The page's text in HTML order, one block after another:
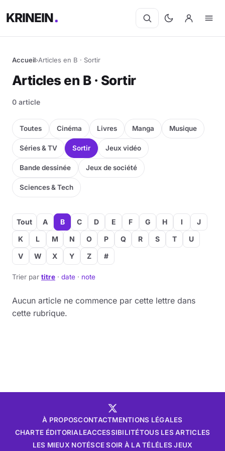
KRINEIN
Accueil›Articles en B · Sortir
Articles en B · Sortir
0 article
Toutes Cinéma Livres Manga Musique
Séries & TV Sortir Jeux vidéo
Bande dessinée Jeux de société
Sciences & Tech
Tout A B C D E F G H I
J
K
L M N O P Q R S T
U
V
W X Y Z #
Trier par titre · date · note
Aucun article ne commence par cette lettre dans
cette rubrique.
À PROPOSCONTACTMENTIONS LÉGALES
CHARTE ÉDITORIALEACCESSIBILITÉTOUS LES ARTICLES
LES MIEUX NOTÉSCE SOIR À LA TÉLÉLES JEUX